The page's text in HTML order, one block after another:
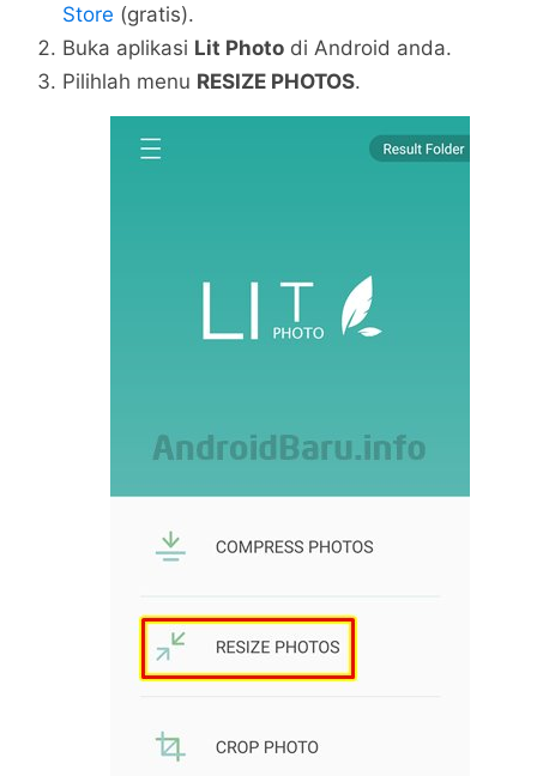
Store (gratis).
Buka aplikasi Lit Photodi Android anda.
Pilihlah menu RESIZE PHOTOS.